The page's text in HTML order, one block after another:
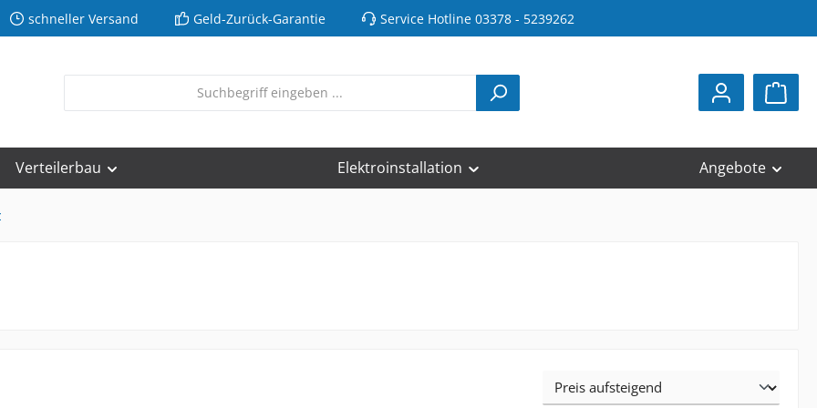
schneller Versand Geld-Zurück-Garantie Service Hotline 03378 - 5239262
Verteilerbau Elektroinstallation Angebote